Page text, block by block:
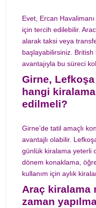
Evet, Ercan
için tercih edilebilir.
alarak taksi veya
başlayabilirsiniz. British
avantajıyla bu süreci
Girne,
hangi
edilmeli?
Girne’de tatil amaçlı
avantajlı olabilir.
günlük kiralama yeterli
dönem konaklama,
kullanım için aylık
Araç kiralama
zaman